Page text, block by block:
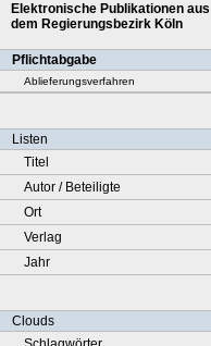
Elektronische Publikationen aus
dem Regierungsbezirk Köln
Pflichtabgabe
Ablieferungsverfahren
Listen
Titel
Autor / Beteiligte
Ort
Verlag
Jahr
Clouds